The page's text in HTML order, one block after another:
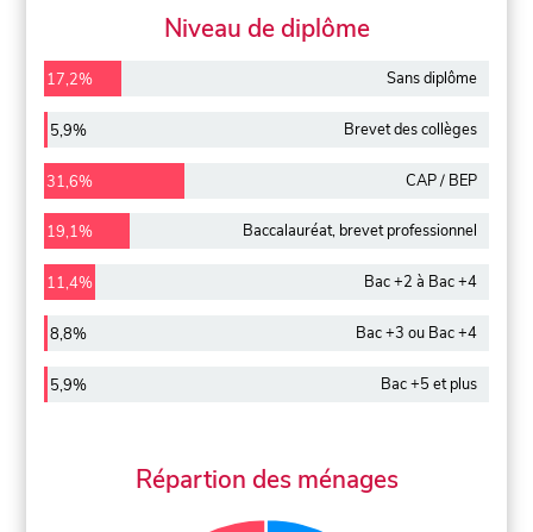
Niveau de diplôme
17,2% Sans diplôme
5,9% Brevet des collèges
31,6% CAP / BEP
19,1% Baccalauréat, brevet professionnel
11,4% Bac +2 à Bac +4
8,8% Bac +3 ou Bac +4
5,9% Bac +5 et plus
Répartion des ménages